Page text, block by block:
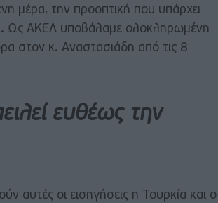
μέρα, την προοπτική που υπάρχει
Ως ΑΚΕΛ υποβάλαμε ολοκληρωμένη
στον κ. Αναστασιάδη από τις 8
ευθέως την
αυτές οι εισηγήσεις η Τουρκία και ο